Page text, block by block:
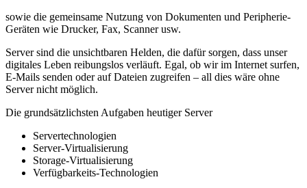
sowie die gemeinsame Nutzung von Dokumenten und Peripherie-
Geräten wie Drucker, Fax, Scanner usw.
Server sind die unsichtbaren Helden, die dafür sorgen, dass unser
digitales Leben reibungslos verläuft. Egal, ob wir im Internet surfen,
E-Mails senden oder auf Dateien zugreifen – all dies wäre ohne
Server nicht möglich.
Die grundsätzlichsten Aufgaben heutiger Server
Servertechnologien
Server-Virtualisierung
Storage-Virtualisierung
Verfügbarkeits-Technologien